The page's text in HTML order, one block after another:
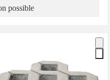
possible